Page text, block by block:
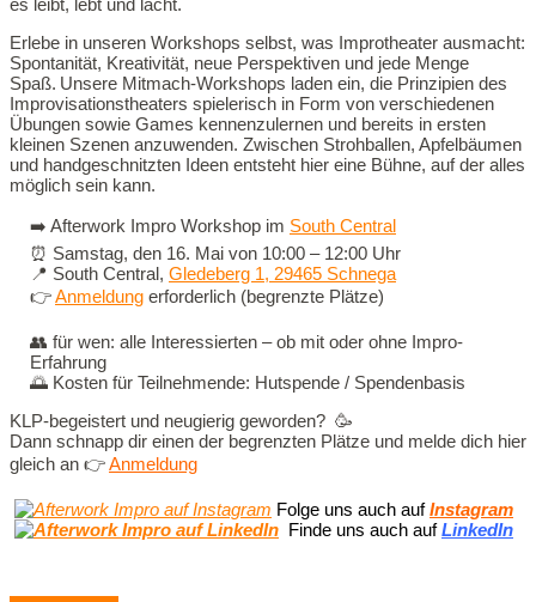
Erlebe in unseren Workshops selbst, was Improtheater ausmacht:
Spontanität, Kreativität, neue Perspektiven und jede Menge
Spaß. Unsere Mitmach-Workshops laden ein, die Prinzipien des
Improvisationstheaters spielerisch in Form von verschiedenen
Übungen sowie Games kennenzulernen und bereits in ersten
kleinen Szenen anzuwenden. Zwischen Strohballen, Apfelbäumen
und handgeschnitzten Ideen entsteht hier eine Bühne, auf der alles
möglich sein kann.
➡️ Afterwork Impro Workshop im South Central
⏰️ Samstag, den 16. Mai von 10:00 – 12:00 Uhr
📍 South Central, Gledeberg 1, 29465 Schnega
👉Anmeldung erforderlich (begrenzte Plätze)
👥 für wen: alle Interessierten – ob mit oder ohne Impro-
Erfahrung
🌅 Kosten für Teilnehmende: Hutspende / Spendenbasis
KLP-begeistert und neugierig geworden? 🥳
Dann schnapp dir einen der begrenzten Plätze und melde dich hier
gleich an 👉Anmeldung
Folge uns auch aufInstagram
Finde uns auch aufLinkedIn